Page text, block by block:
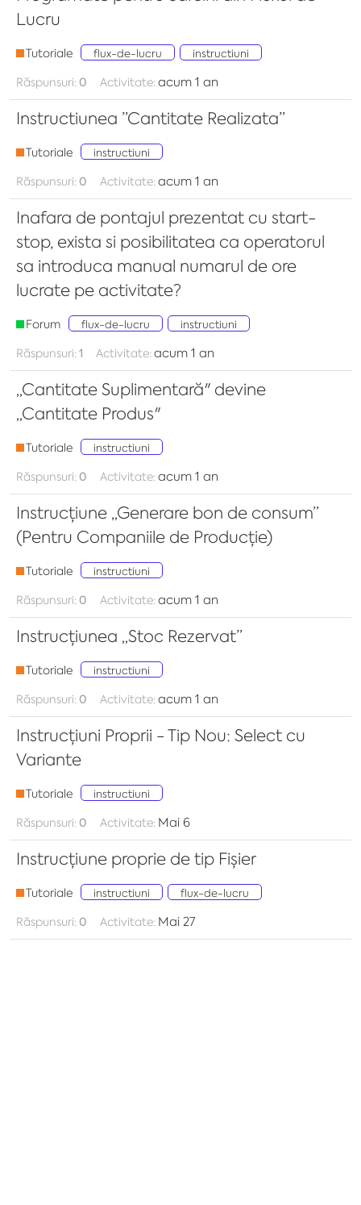
Lucru
Tutoriale flux-de-lucru instructiuni
Răspunsuri:0 Activitate:acum 1 an
Instructiunea ”Cantitate Realizata”
Tutoriale instructiuni
Răspunsuri:0 Activitate:acum 1 an
Inafara de pontajul prezentat cu start-
stop, exista si posibilitatea ca operatorul
sa introduca manual numarul de ore
lucrate pe activitate?
Forum flux-de-lucru instructiuni
Răspunsuri:1 Activitate:acum 1 an
„Cantitate Suplimentară" devine
„Cantitate Produs"
Tutoriale instructiuni
Răspunsuri:0 Activitate:acum 1 an
Instrucțiune „Generare bon de consum”
(Pentru Companiile de Producție)
Tutoriale instructiuni
Răspunsuri:0 Activitate:acum 1 an
Instrucțiunea „Stoc Rezervat”
Tutoriale instructiuni
Răspunsuri:0 Activitate:acum 1 an
Instrucțiuni Proprii - Tip Nou: Select cu
Variante
Tutoriale instructiuni
Răspunsuri:0 Activitate: Mai 6
Instrucțiune proprie de tip Fișier
Tutoriale instructiuni flux-de-lucru
Răspunsuri:0 Activitate: Mai 27